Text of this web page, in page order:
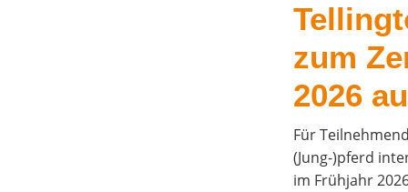
zum
2026
Für
(Jung-)pferd
im Früh­jahr